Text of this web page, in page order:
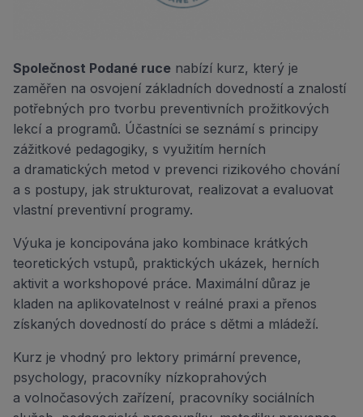
Společnost Podané ruce nabízí kurz, který je
zaměřen na osvojení základních dovedností a znalostí
potřebných pro tvorbu preventivních prožitkových
lekcí a programů. Účastníci se seznámí s principy
zážitkové pedagogiky, s využitím herních
a dramatických metod v prevenci rizikového chování
a s postupy, jak strukturovat, realizovat a evaluovat
vlastní preventivní programy.
Výuka je koncipována jako kombinace krátkých
teoretických vstupů, praktických ukázek, herních
aktivit a workshopové práce. Maximální důraz je
kladen na aplikovatelnost v reálné praxi a přenos
získaných dovedností do práce s dětmi a mládeží.
Kurz je vhodný pro lektory primární prevence,
psychology, pracovníky nízkoprahových
a volnočasových zařízení, pracovníky sociálních